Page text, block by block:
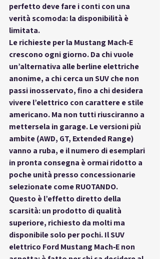
perfetto deve fare i conti con una
verità scomoda: la disponibilità è
limitata.
Le richieste per la Mustang Mach‑E
crescono ogni giorno. Da chi vuole
un’alternativa alle berline elettriche
anonime, a chi cerca un SUV che non
passi inosservato, fino a chi desidera
vivere l’elettrico con carattere e stile
americano. Ma non tutti riusciranno a
mettersela in garage. Le versioni più
ambite (AWD, GT, Extended Range)
vanno a ruba, e il numero di esemplari
in pronta consegna è ormai ridotto a
poche unità presso concessionarie
selezionate come RUOTANDO.
Questo è l’effetto diretto della
scarsità: un prodotto di qualità
superiore, richiesto da molti ma
disponibile solo per pochi. Il SUV
elettrico Ford Mustang Mach‑E non